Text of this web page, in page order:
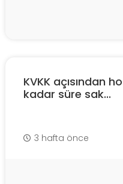
KVKK açısından
kadar süre sak...
3 hafta önce